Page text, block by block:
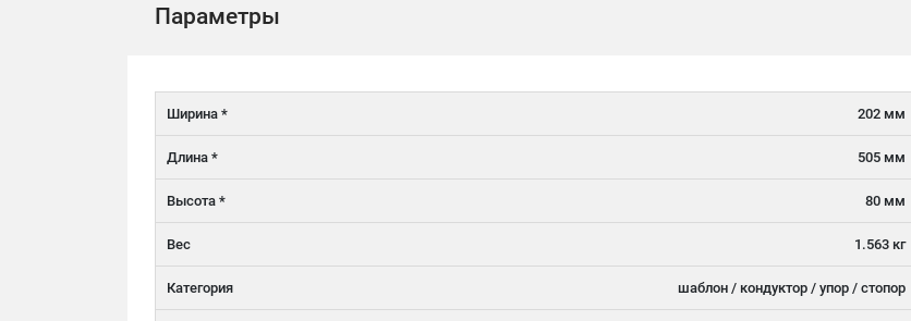
Параметры
Ширина * 202 мм
Длина * 505 мм
Высота * 80 мм
Вес 1.563 кг
Категория шаблон / кондуктор / упор / стопор